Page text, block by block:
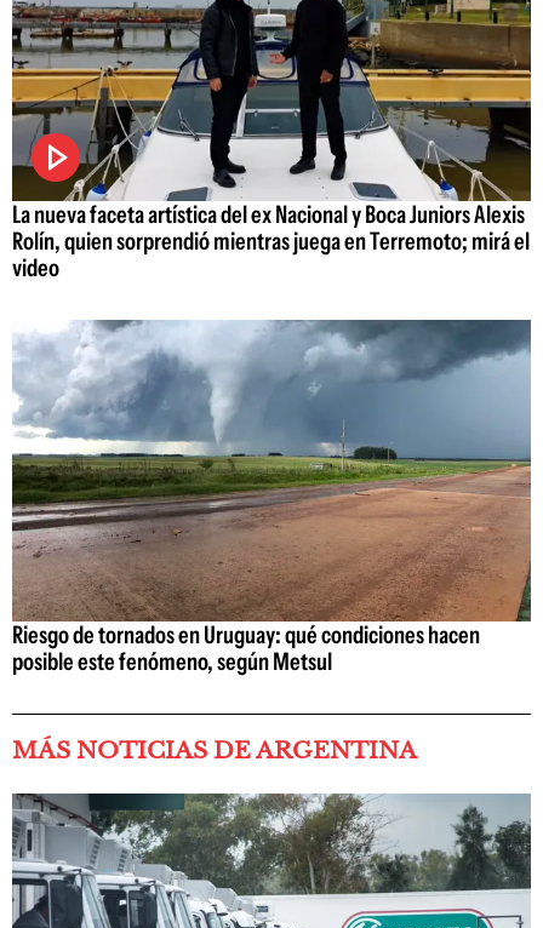
La nueva faceta artística del ex Nacional y Boca Juniors Alexis
Rolín, quien sorprendió mientras juega en Terremoto; mirá el
video
Riesgo de tornados en Uruguay: qué condiciones hacen
posible este fenómeno, según Metsul
MÁS NOTICIAS DE ARGENTINA